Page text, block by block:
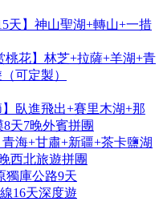
天】神山聖湖+轉山+一措
桃花】林芝+拉薩+羊湖+青
可定製）
臥進飛出+賽里木湖+那
天7晚外賓拼團
海+甘肅+新疆+茶卡鹽湖
西北旅遊拼團
獨庫公路9天
16天深度遊